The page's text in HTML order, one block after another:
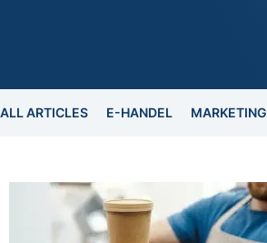
ALL ARTICLES E-HANDEL MARKETING